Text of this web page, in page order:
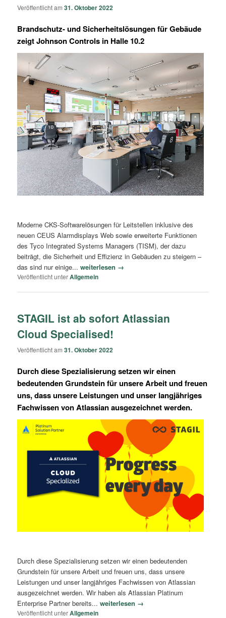
Veröffentlicht am31. Oktober 2022
Brandschutz- und Sicherheitslösungen für Gebäude
zeigt Johnson Controls in Halle 10.2
Moderne CKS-Softwarelösungen für Leitstellen inklusive des
neuen CEUS Alarmdisplays Web sowie erweiterte Funktionen
des Tyco Integrated Systems Managers (TISM), der dazu
beiträgt, die Sicherheit und Effizienz in Gebäuden zu steigern –
das sind nur einige...weiterlesen →
Veröffentlicht unterAllgemein
STAGIL ist ab sofort Atlassian
Cloud Specialised!
Veröffentlicht am31. Oktober 2022
Durch diese Spezialisierung setzen wir einen
bedeutenden Grundstein für unsere Arbeit und freuen
uns, dass unsere Leistungen und unser langjähriges
Fachwissen von Atlassian ausgezeichnet werden.
Durch diese Spezialisierung setzen wir einen bedeutenden
Grundstein für unsere Arbeit und freuen uns, dass unsere
Leistungen und unser langjähriges Fachwissen von Atlassian
ausgezeichnet werden. Wir haben als Atlassian Platinum
Enterprise Partner bereits...weiterlesen →
Veröffentlicht unterAllgemein